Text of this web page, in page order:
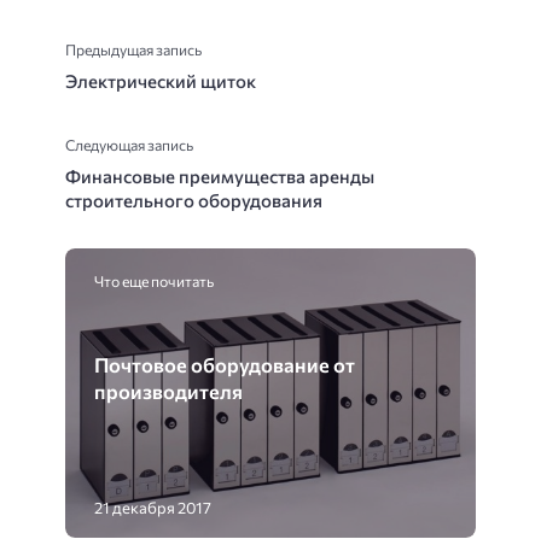
Предыдущая запись
Электрический щиток
Следующая запись
Финансовые преимущества аренды
строительного оборудования
Что еще почитать
Почтовое оборудование от
производителя
21 декабря 2017